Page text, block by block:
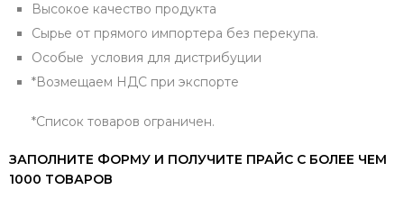
Высокое качество продукта
Сырье от прямого импортера без перекупа.
Особые условия для дистрибуции
*Возмещаем НДС при экспорте
*Список товаров ограничен.
ЗАПОЛНИТЕ ФОРМУ И ПОЛУЧИТЕ ПРАЙС С БОЛЕЕ ЧЕМ
1000 ТОВАРОВ